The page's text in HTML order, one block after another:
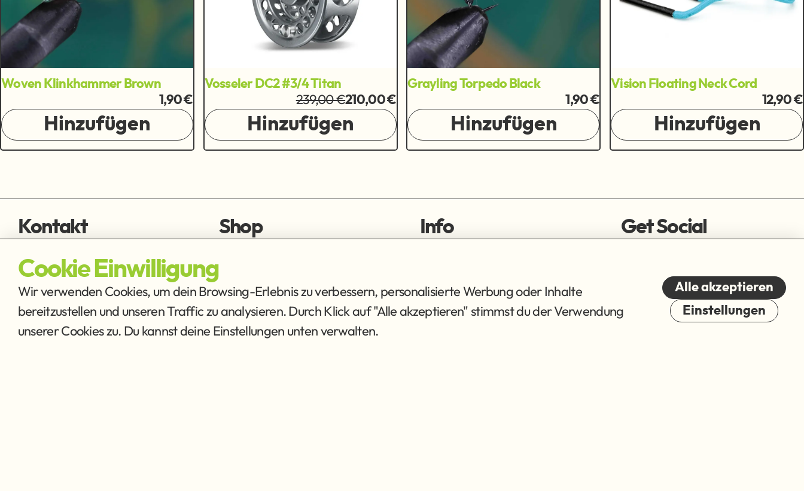
Woven Klinkhammer Brown
1,90 €
Hinzufügen
Vosseler DC2 #3/4 Titan
239,00 €210,00 €
Hinzufügen
Grayling Torpedo Black
1,90 €
Hinzufügen
Vision Floating Neck Cord
12,90 €
Hinzufügen
Kontakt
fischen@ffmh.at
Shop
Ausrüstung
Info
AGB
Get Social
Cookies
Cookie Einwilligung
Wir verwenden Cookies, um dein Browsing-Erlebnis zu verbessern, personalisierte Werbung oder Inhalte
bereitzustellen und unseren Traffic zu analysieren. Durch Klick auf "Alle akzeptieren" stimmst du der Verwendung
unserer Cookies zu. Du kannst deine Einstellungen unten verwalten.
Alle akzeptieren
Einstellungen